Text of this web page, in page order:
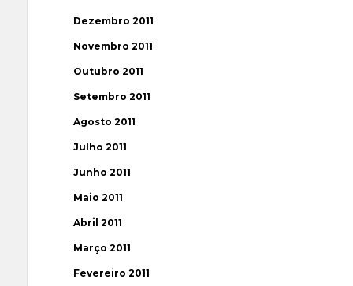
Dezembro 2011
Novembro 2011
Outubro 2011
Setembro 2011
Agosto 2011
Julho 2011
Junho 2011
Maio 2011
Abril 2011
Março 2011
Fevereiro 2011